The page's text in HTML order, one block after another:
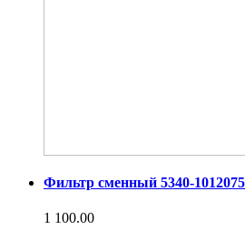
Фильтр сменный 5340-1012075
1 100.00